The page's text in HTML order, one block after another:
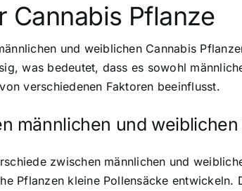
Cannabis Pflanze
und weiblichen Cannabis
was bedeutet, dass es sowohl
verschiedenen Faktoren beeinflusst.
männlichen und weiblichen
zwischen männlichen und
Pflanzen kleine Pollensäcke